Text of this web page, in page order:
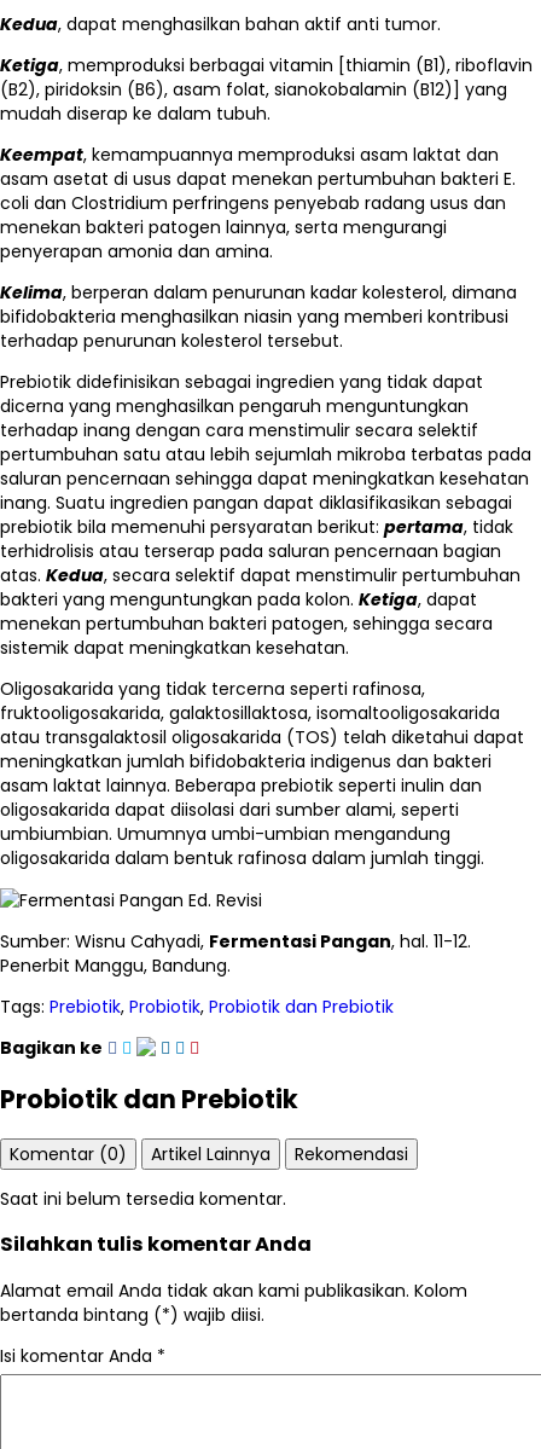
Kedua, dapat menghasilkan bahan aktif anti tumor.
Ketiga, memproduksi berbagai vitamin [thiamin (B1), riboflavin
(B2), piridoksin (B6), asam folat, sianokobalamin (B12)] yang
mudah diserap ke dalam tubuh.
Keempat, kemampuannya memproduksi asam laktat dan
asam asetat di usus dapat menekan pertumbuhan bakteri E.
coli dan Clostridium perfringens penyebab radang usus dan
menekan bakteri patogen lainnya, serta mengurangi
penyerapan amonia dan amina.
Kelima, berperan dalam penurunan kadar kolesterol, dimana
bifidobakteria menghasilkan niasin yang memberi kontribusi
terhadap penurunan kolesterol tersebut.
Prebiotik didefinisikan sebagai ingredien yang tidak dapat
dicerna yang menghasilkan pengaruh menguntungkan
terhadap inang dengan cara menstimulir secara selektif
pertumbuhan satu atau lebih sejumlah mikroba terbatas pada
saluran pencernaan sehingga dapat meningkatkan kesehatan
inang. Suatu ingredien pangan dapat diklasifikasikan sebagai
prebiotik bila memenuhi persyaratan berikut: pertama, tidak
terhidrolisis atau terserap pada saluran pencernaan bagian
atas. Kedua, secara selektif dapat menstimulir pertumbuhan
bakteri yang menguntungkan pada kolon. Ketiga, dapat
menekan pertumbuhan bakteri patogen, sehingga secara
sistemik dapat meningkatkan kesehatan.
Oligosakarida yang tidak tercerna seperti rafinosa,
fruktooligosakarida, galaktosillaktosa, isomaltooligosakarida
atau transgalaktosil oligosakarida (TOS) telah diketahui dapat
meningkatkan jumlah bifidobakteria indigenus dan bakteri
asam laktat lainnya. Beberapa prebiotik seperti inulin dan
oligosakarida dapat diisolasi dari sumber alami, seperti
umbiumbian. Umumnya umbi-umbian mengandung
oligosakarida dalam bentuk rafinosa dalam jumlah tinggi.
Sumber: Wisnu Cahyadi, Fermentasi Pangan, hal. 11-12.
Penerbit Manggu, Bandung.
Tags: Prebiotik, Probiotik, Probiotik dan Prebiotik
Bagikan ke
Probiotik dan Prebiotik
Komentar (0) Artikel Lainnya
Rekomendasi
Saat ini belum tersedia komentar.
Silahkan tulis komentar Anda
Alamat email Anda tidak akan kami publikasikan. Kolom
bertanda bintang (*) wajib diisi.
Isi komentar Anda *